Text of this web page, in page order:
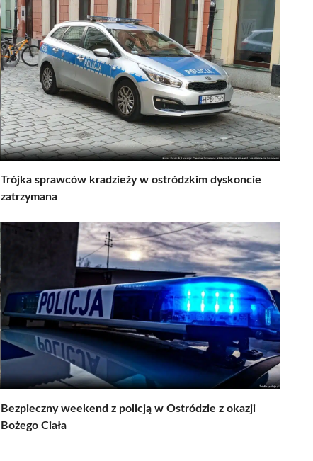
Trójka sprawców kradzieży w ostródzkim dyskoncie
zatrzymana
Bezpieczny weekend z policją w Ostródzie z okazji
Bożego Ciała